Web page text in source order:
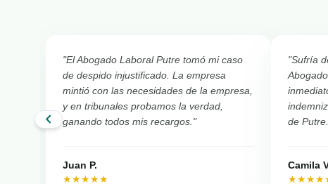
chevron_left
"El Abogado Laboral Putre tomó mi caso
de despido injustificado. La empresa
mintió con las necesidades de la empresa,
y en tribunales probamos la verdad,
ganando todos mis recargos."
Juan P.
★★★★★
"Sufría
de
Camila